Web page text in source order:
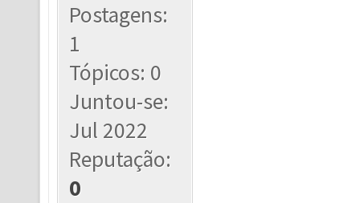
Postagens:
1
Tópicos: 0
Juntou-se:
Jul 2022
Reputação:
0